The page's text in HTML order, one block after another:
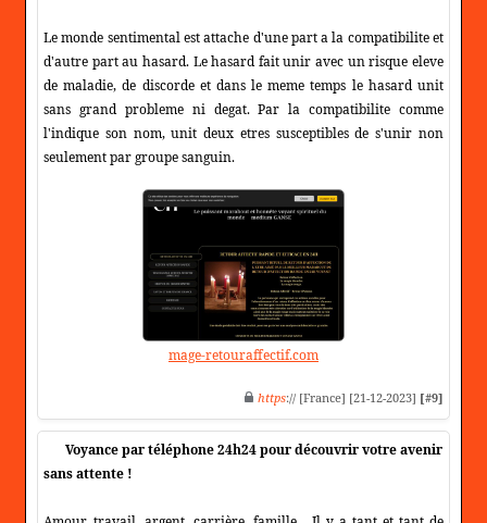
Le monde sentimental est attache d'une part a la compatibilite et
d'autre part au hasard. Le hasard fait unir avec un risque eleve
de maladie, de discorde et dans le meme temps le hasard unit
sans grand probleme ni degat. Par la compatibilite comme
l'indique son nom, unit deux etres susceptibles de s'unir non
seulement par groupe sanguin.
mage-retouraffectif.com
https:// [France] [21-12-2023] [#9]
Voyance par téléphone 24h24 pour découvrir votre avenir
sans attente !